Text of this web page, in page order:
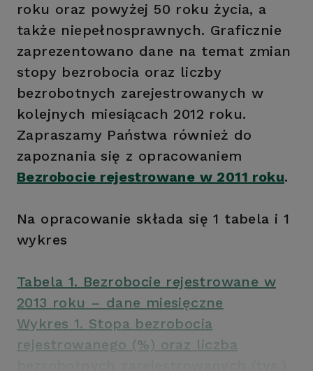
roku oraz powyżej 50 roku życia, a
także niepełnosprawnych. Graficznie
zaprezentowano dane na temat zmian
stopy bezrobocia oraz liczby
bezrobotnych zarejestrowanych w
kolejnych miesiącach 2012 roku.
Zapraszamy Państwa również do
zapoznania się z opracowaniem
Bezrobocie rejestrowane w 2011 roku.
Na opracowanie składa się 1 tabela i 1
wykres
Tabela 1. Bezrobocie rejestrowane w
2013 roku – dane miesięczne
Wykres 1. Stopa bezrobocia
rejestrowanego (%) oraz liczba